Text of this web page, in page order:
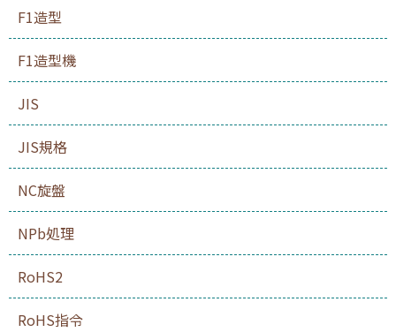
F1造型
F1造型機
JIS
JIS規格
NC旋盤
NPb処理
RoHS2
RoHS指令